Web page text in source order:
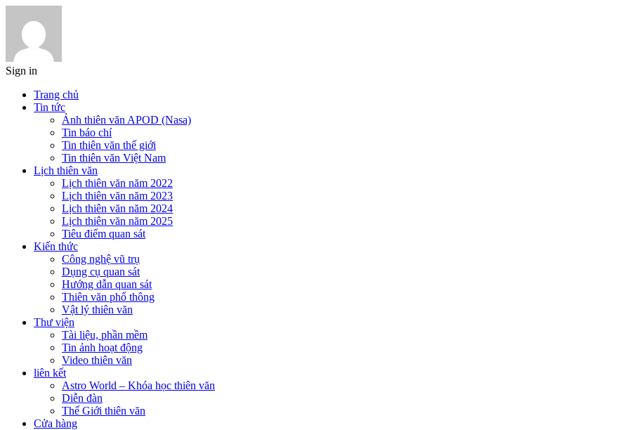
Sign in
Trang chủ
Tin tức
Ảnh thiên văn APOD (Nasa)
Tin báo chí
Tin thiên văn thế giới
Tin thiên văn Việt Nam
Lịch thiên văn
Lịch thiên văn năm 2022
Lịch thiên văn năm 2023
Lịch thiên văn năm 2024
Lịch thiên văn năm 2025
Tiêu điểm quan sát
Kiến thức
Công nghệ vũ trụ
Dụng cụ quan sát
Hướng dẫn quan sát
Thiên văn phổ thông
Vật lý thiên văn
Thư viện
Tài liệu, phần mềm
Tin ảnh hoạt động
Video thiên văn
liên kết
Astro World – Khóa học thiên văn
Diễn đàn
Thế Giới thiên văn
Cửa hàng